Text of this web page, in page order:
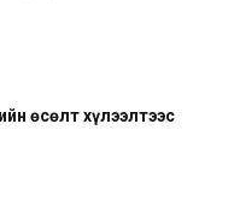
өсөлт хүлээлтээс